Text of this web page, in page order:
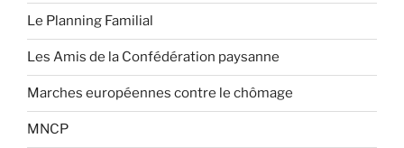
Le Planning Familial
Les Amis de la Confédération paysanne
Marches européennes contre le chômage
MNCP